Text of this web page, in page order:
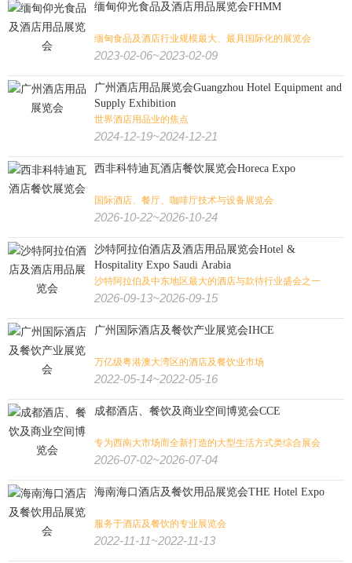
缅甸仰光食品及酒店用品展览会FHMM
缅甸食品及酒店行业规模最大、最具国际化的展览会
2023-02-06~2023-02-09
广州酒店用品展览会Guangzhou Hotel Equipment and
Supply Exhibition
世界酒店用品业的焦点
2024-12-19~2024-12-21
西非科特迪瓦酒店餐饮展览会Horeca Expo
国际酒店、餐厅、咖啡厅技术与设备展览会
2026-10-22~2026-10-24
沙特阿拉伯酒店及酒店用品展览会Hotel &
Hospitality Expo Saudi Arabia
沙特阿拉伯及中东地区最大的酒店与款待行业盛会之一
2026-09-13~2026-09-15
广州国际酒店及餐饮产业展览会IHCE
万亿级粤港澳大湾区的酒店及餐饮业市场
2022-05-14~2022-05-16
成都酒店、餐饮及商业空间博览会CCE
专为西南大市场而全新打造的大型生活方式类综合展会
2026-07-02~2026-07-04
海南海口酒店及餐饮用品展览会THE Hotel Expo
服务于酒店及餐饮的专业展览会
2022-11-11~2022-11-13